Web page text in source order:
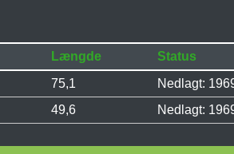
Længde
Status
75,1
Nedlagt:
49,6 Nedlagt: